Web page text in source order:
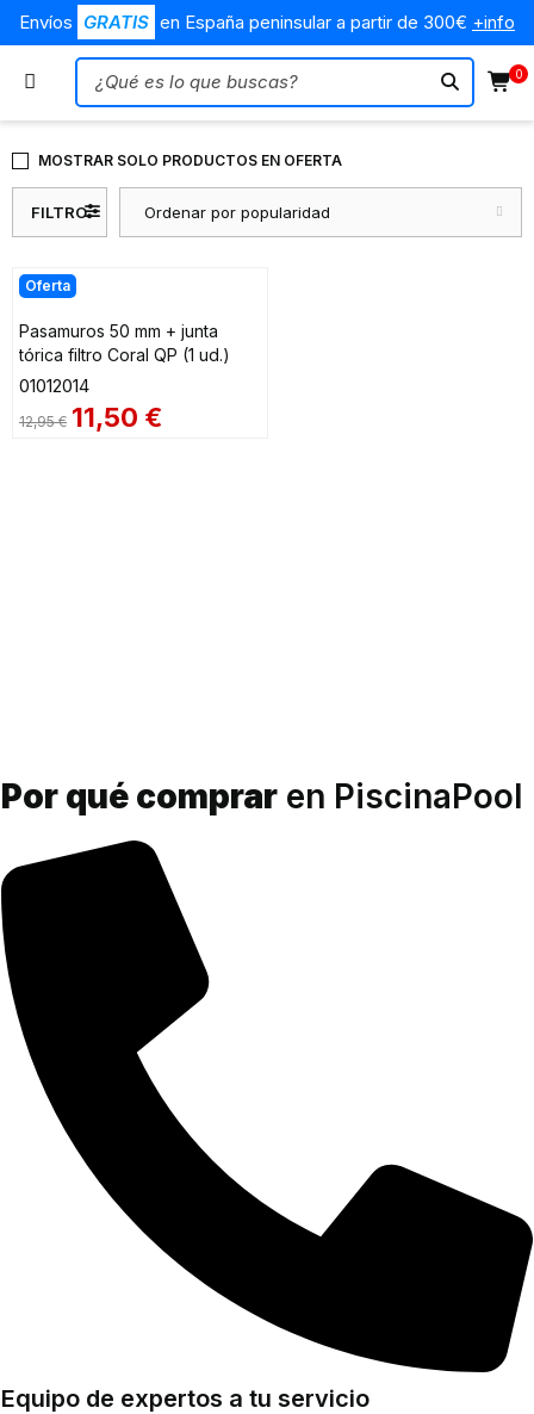
Envíos GRATIS en España peninsular a partir de 300€ +info
0
FILTRO Ordenar por popularidad
MOSTRAR SOLO PRODUCTOS EN OFERTA
Oferta
Pasamuros 50 mm + junta
tórica filtro Coral QP (1 ud.)
01012014
12,95€ 11,50 €
Por qué comprar en PiscinaPool
Equipo de expertos a tu servicio